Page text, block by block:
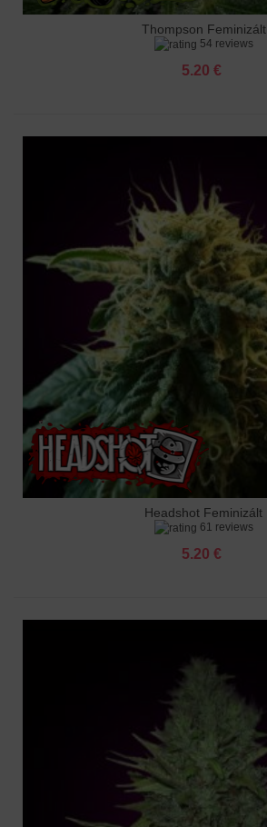
Thompson Feminizált
54 reviews
5.20 €
Headshot Feminizált
61 reviews
5.20 €